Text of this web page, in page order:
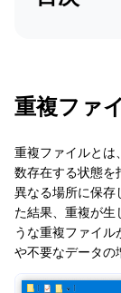
重複ファ
重複ファイルとは
数存在する状態を
異なる場所に保存
た結果、重複が生
うな重複ファイ
や不要なデータの